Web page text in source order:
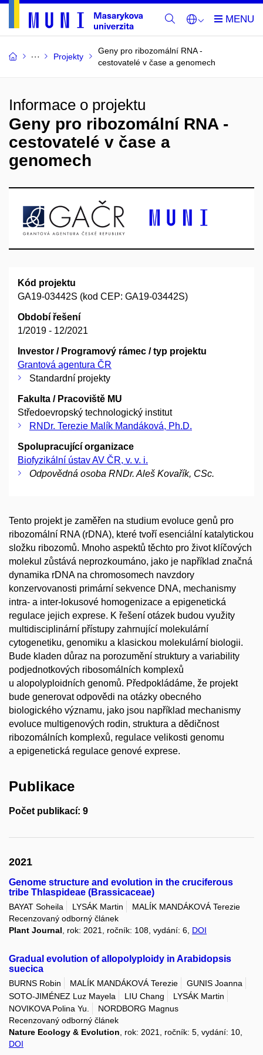
Projekty
Geny pro ribozomální RNA -
cestovatelé v čase a genomech
Informace o projektu
Geny pro ribozomální RNA -
cestovatelé v čase a
genomech
Kód projektu
GA19-03442S (kod CEP: GA19-03442S)
Období řešení
1/2019 - 12/2021
Investor / Programový rámec / typ projektu
Grantová agentura ČR
Standardní projekty
Fakulta / Pracoviště MU
Středoevropský technologický institut
RNDr. Terezie Malík Mandáková, Ph.D.
Spolupracující organizace
Biofyzikální ústav AV ČR, v. v. i.
Odpovědná osoba RNDr. Aleš Kovařík, CSc.
Tento projekt je zaměřen na studium evoluce genů pro
ribozomální RNA (rDNA), které tvoří esenciální katalytickou
složku ribozomů. Mnoho aspektů těchto pro život klíčových
molekul zůstává neprozkoumáno, jako je například značná
dynamika rDNA na chromosomech navzdory
konzervovanosti primární sekvence DNA, mechanismy
intra- a inter-lokusové homogenizace a epigenetická
regulace jejich exprese. K řešení otázek budou využity
multidisciplinární přístupy zahrnující molekulární
cytogenetiku, genomiku a klasickou molekulární biologii.
Bude kladen důraz na porozumění struktury a variability
podjednotkových ribosomálních komplexů
u alopolyploidních genomů. Předpokládáme, že projekt
bude generovat odpovědi na otázky obecného
biologického významu, jako jsou například mechanismy
evoluce multigenových rodin, struktura a dědičnost
ribozomálních komplexů, regulace velikosti genomu
a epigenetická regulace genové exprese.
Publikace
Počet publikací: 9
2021
Genome structure and evolution in the cruciferous
tribe Thlaspideae (Brassicaceae)
BAYAT Soheila LYSÁK Martin
MALÍK MANDÁKOVÁ Terezie
Recenzovaný odborný článek
Plant Journal , rok: 2021, ročník: 108, vydání: 6, DOI
Gradual evolution of allopolyploidy in Arabidopsis
suecica
BURNS Robin MALÍK MANDÁKOVÁ Terezie
GUNIS Joanna
SOTO-JIMÉNEZ Luz Mayela
LIU Chang
LYSÁK Martin
NOVIKOVA Polina Yu.
NORDBORG Magnus
Recenzovaný odborný článek
Nature Ecology & Evolution , rok: 2021, ročník: 5, vydání: 10,
DOI